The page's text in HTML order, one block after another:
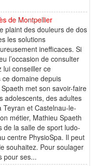
de Montpellier
plaint des douleurs de dos
les solutions
inefficaces. Si
l’occasion de consulter
lui conseiller ce
domaine depuis
met son savoir-faire
adolescents, des adultes
et Castelnau-le-
métier, Mathieu Spaeth
de la salle de sport ludo-
centre PhysioSpa. Il peut
souhaitez. Pour soulager
pour ses...